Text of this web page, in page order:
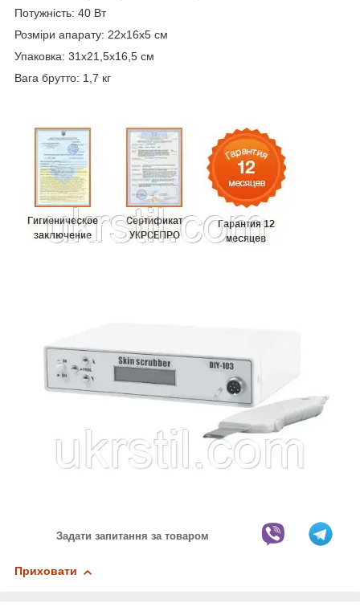
Потужність: 40 Вт
Розміри апарату: 22х16х5 см
Упаковка: 31х21,5х16,5 см
Вага брутто: 1,7 кг
Задати запитання за товаром
Приховати